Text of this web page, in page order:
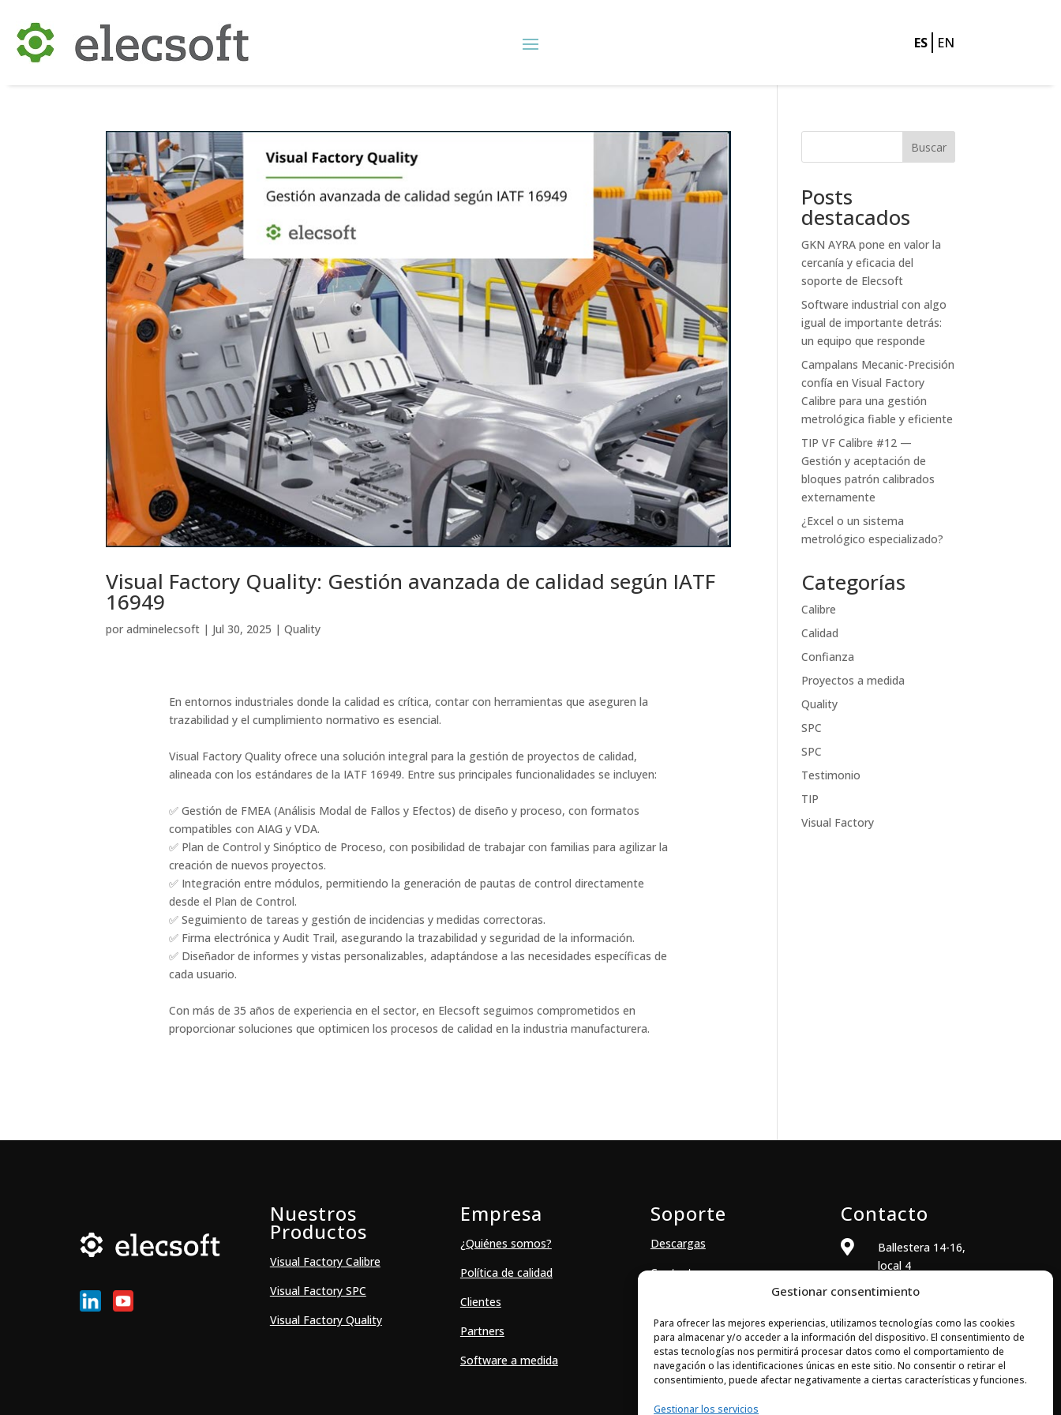
Gestionar consentimiento
Para ofrecer las mejores experiencias, utilizamos tecnologías como las cookies
para almacenar y/o acceder a la información del dispositivo. El consentimiento de
estas tecnologías nos permitirá procesar datos como el comportamiento de
navegación o las identificaciones únicas en este sitio. No consentir o retirar el
consentimiento, puede afectar negativamente a ciertas características y funciones.
Gestionar los servicios
ES EN
Visual Factory Quality: Gestión avanzada de calidad según IATF
16949
poradminelecsoft | Jul 30, 2025 |Quality
En entornos industriales donde la calidad es crítica, contar con herramientas que aseguren la
trazabilidad y el cumplimiento normativo es esencial.
Visual Factory Quality ofrece una solución integral para la gestión de proyectos de calidad,
alineada con los estándares de la IATF 16949. Entre sus principales funcionalidades se incluyen:​
✅ Gestión de FMEA (Análisis Modal de Fallos y Efectos) de diseño y proceso, con formatos
compatibles con AIAG y VDA.
✅ Plan de Control y Sinóptico de Proceso, con posibilidad de trabajar con familias para agilizar la
creación de nuevos proyectos.
✅ Integración entre módulos, permitiendo la generación de pautas de control directamente
desde el Plan de Control.
✅ Seguimiento de tareas y gestión de incidencias y medidas correctoras.
✅ Firma electrónica y Audit Trail, asegurando la trazabilidad y seguridad de la información.
✅ Diseñador de informes y vistas personalizables, adaptándose a las necesidades específicas de
cada usuario.​
Con más de 35 años de experiencia en el sector, en Elecsoft seguimos comprometidos en
proporcionar soluciones que optimicen los procesos de calidad en la industria manufacturera.​
Buscar
Posts
destacados
GKN AYRA pone en valor la
cercanía y eficacia del
soporte de Elecsoft
Software industrial con algo
igual de importante detrás:
un equipo que responde
Campalans Mecanic-Precisión
confía en Visual Factory
Calibre para una gestión
metrológica fiable y eficiente
TIP VF Calibre #12 —
Gestión y aceptación de
bloques patrón calibrados
externamente
¿Excel o un sistema
metrológico especializado?
Categorías
Calibre
Calidad
Confianza
Proyectos a medida
Quality
SPC
SPC
Testimonio
TIP
Visual Factory
Nuestros
Productos
Visual Factory Calibre
Visual Factory SPC
Visual Factory Quality
Empresa
¿Quiénes somos?
Política de calidad
Clientes
Partners
Software a medida
Soporte
Descargas
Contacto
Contacto

Ballestera 14-16,
local 4
08820 El Prat de
(Barcelona)
 +34 933 704 973
 comercial@elecsoft.com